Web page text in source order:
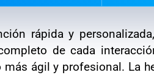
rápida y
de cada
ágil y profesional. La